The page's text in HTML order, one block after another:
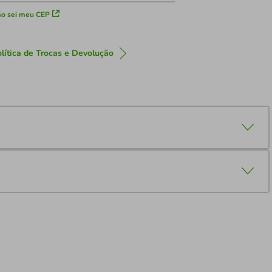
sei meu CEP
de Trocas e Devolução